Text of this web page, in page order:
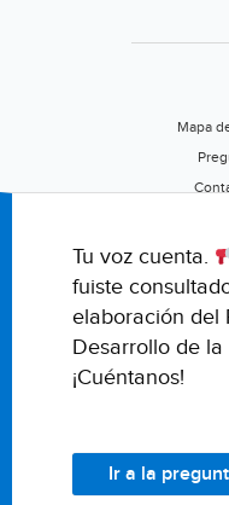
Mapa
Tu voz cuenta.
fuiste
elaboración del
Desarrollo de
¡Cuéntanos!
Ir a la